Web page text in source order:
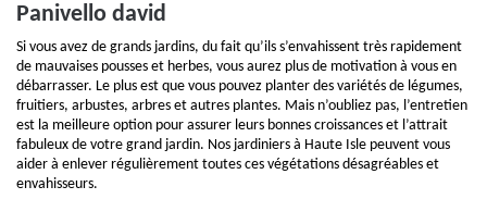
Panivello david
Si vous avez de grands jardins, du fait qu’ils s’envahissent très rapidement
de mauvaises pousses et herbes, vous aurez plus de motivation à vous en
débarrasser. Le plus est que vous pouvez planter des variétés de légumes,
fruitiers, arbustes, arbres et autres plantes. Mais n’oubliez pas, l’entretien
est la meilleure option pour assurer leurs bonnes croissances et l’attrait
fabuleux de votre grand jardin. Nos jardiniers à Haute Isle peuvent vous
aider à enlever régulièrement toutes ces végétations désagréables et
envahisseurs.